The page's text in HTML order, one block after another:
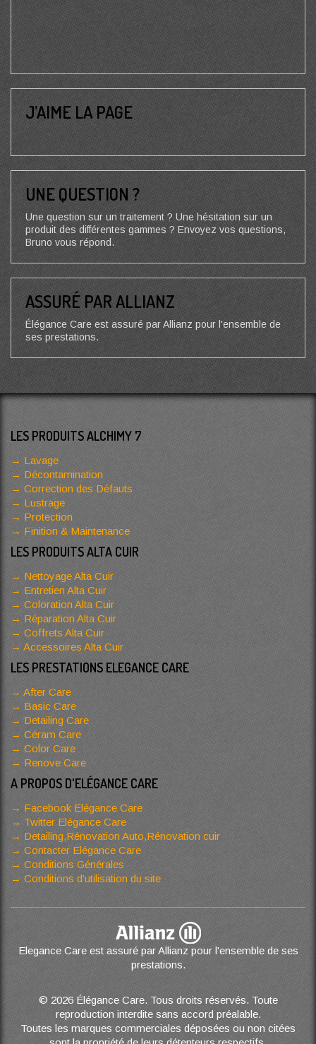
J’AIME LA PAGE
UNE QUESTION ?
Une question sur un traitement ? Une hésitation sur un
produit des différentes gammes ? Envoyez vos questions,
Bruno vous répond.
ASSURÉ PAR ALLIANZ
Élégance Care est assuré par Allianz pour l'ensemble de
ses prestations.
LES PRODUITS ALCHIMY 7
Lavage
Décontamination
Correction des Défauts
Lustrage
Protection
Finition & Maintenance
LES PRODUITS ALTA CUIR
Nettoyage Alta Cuir
Entretien Alta Cuir
Coloration Alta Cuir
Réparation Alta Cuir
Coffrets Alta Cuir
Accessoires Alta Cuir
LES PRESTATIONS ELEGANCE CARE
After Care
Basic Care
Detailing Care
Céram Care
Color Care
Renove Care
A PROPOS D'ELÉGANCE CARE
Facebook Elégance Care
Twitter Elégance Care
Detailing,Rénovation Auto,Rénovation cuir
Contacter Elégance Care
Conditions Générales
Conditions d’utilisation du site
Elegance Care est assuré par Allianz pour l'ensemble de ses
prestations.
© 2026 Élégance Care. Tous droits réservés. Toute
reproduction interdite sans accord préalable.
Toutes les marques commerciales déposées ou non citées